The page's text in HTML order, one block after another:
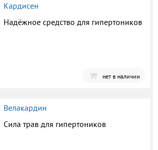
Кардисен
Надёжное средство для гипертоников
нет в наличии
Велакардин
Сила трав для гипертоников